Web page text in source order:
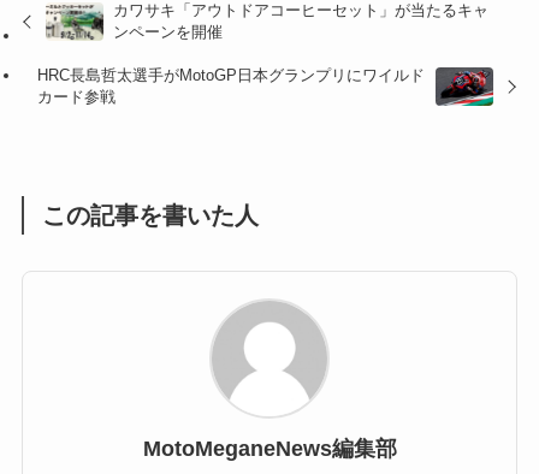
(47)
(16)
カワサキ「アウトドアコーヒーセット」が当たるキャ
ンペーンを開催
HRC長島哲太選手がMotoGP日本グランプリにワイルド
カード参戦
この記事を書いた人
MotoMeganeNews編集部